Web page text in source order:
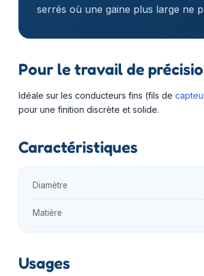
serrés où une gaine plus large ne
Pour le travail de
Idéale sur les conducteurs fins (fils de
pour une finition discrète et solide.
Caractéristiques
Diamètre
Matière
Usages